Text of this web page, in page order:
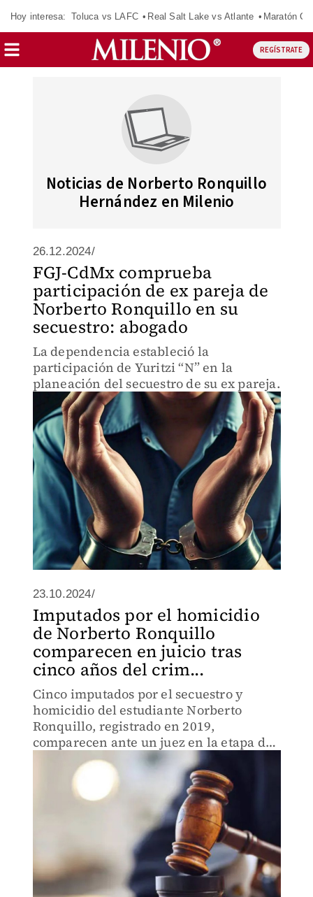
Hoy interesa: Toluca vs LAFC Real Salt Lake vs Atlante Maratón
REGÍSTRATE
Noticias de Norberto Ronquillo
Hernández en Milenio
26.12.2024/
FGJ-CdMx comprueba
participación de ex pareja de
Norberto Ronquillo en su
secuestro: abogado
La dependencia estableció la
participación de Yuritzi “N” en la
planeación del secuestro de su ex pareja.
23.10.2024/
Imputados por el homicidio
de Norberto Ronquillo
comparecen en juicio tras
cinco años del crim...
Cinco imputados por el secuestro y
homicidio del estudiante Norberto
Ronquillo, registrado en 2019,
comparecen ante un juez en la etapa de
juicio a cinco años del crimen y por el
que la familia del joven acusa falta de
apoyo del gobierno de la CdMx.